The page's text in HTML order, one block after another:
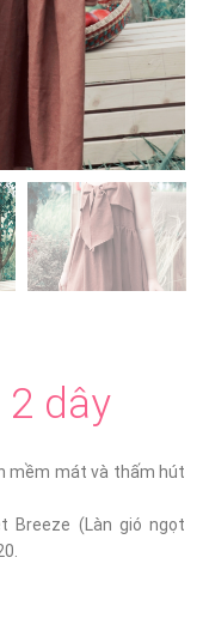
dây
mềm mát và thấm hút
Breeze (Làn gió ngọt